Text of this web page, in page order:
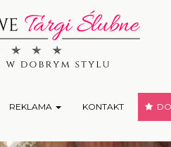
REKLAMA KONTAKT